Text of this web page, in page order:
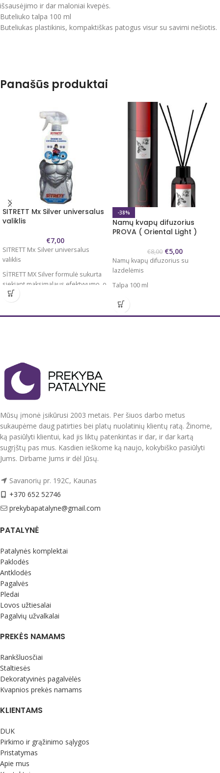
išsausėjimo ir dar maloniai kvepės.
Buteliuko talpa 100 ml
Buteliukas plastikinis, kompaktiškas patogus visur su savimi nešiotis.
Panašūs produktai
SITRETT Mx Silver universalus
valiklis
€7,00
SITRETT Mx Silver universalus
valiklis
SİTRETT MX Silver formulė sukurta
siekiant maksimalaus efektyvumo, o
mūsų galingas universalus valymo
purškiklis be vargo pašalina sunkiai
įveikiamus nešvarumus,
paliekant
švarius paviršius.
Purškiklis gali būti naudojamas
įvairiose patalpose kaip gyvenamoji
aplinka. Atėjo laikas atsisveikinti su
sunkiai įveikiamomis dėmėmis ir
pasisveikinti su šviežia ir spindinčia
aplinka su
mūsų SİTRETT MX Silver galingu
-38%
Namų kvapų difuzorius
PROVA ( Oriental Light )
€8,00 €5,00
Namų kvapų difuzorius su
lazdelėmis
Talpa 100 ml
Komplektuojamas su bambukinėmis
lazdelėmis
kvapas garuos žymiai greičiau.
Pagaminta Turkijoje
Mūsų įmonė įsikūrusi 2003 metais. Per šiuos darbo metus
sukaupėme daug patirties bei platų nuolatinių klientų ratą. Žinome,
ką pasiūlyti klientui, kad jis liktų patenkintas ir dar, ir dar kartą
sugrįštų pas mus. Kasdien ieškome ką naujo, kokybiško pasiūlyti
Jums. Dirbame Jums ir dėl Jūsų.
Savanorių pr. 192C, Kaunas
+370 652 52746
prekybapatalyne@gmail.com
PATALYNĖ
Patalynės komplektai
Paklodės
Antklodės
Pagalvės
Pledai
Lovos užtiesalai
Pagalvių užvalkalai
PREKĖS NAMAMS
Rankšluosčiai
Staltiesės
Dekoratyvinės pagalvėlės
Kvapnios prekės namams
KLIENTAMS
DUK
Pirkimo ir grąžinimo sąlygos
Pristatymas
Apie mus